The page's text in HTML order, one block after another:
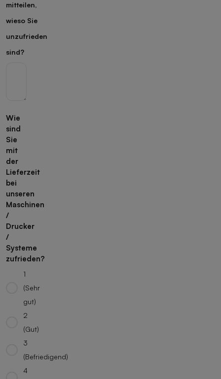
mitteilen,
wieso Sie
unzufrieden
sind?
Wie
sind
Sie
mit
der
Lieferzeit
bei
unseren
Maschinen
/
Drucker
/
Systeme
zufrieden?
1
(Sehr
gut)
2
(Gut)
3
(Befriedigend)
4